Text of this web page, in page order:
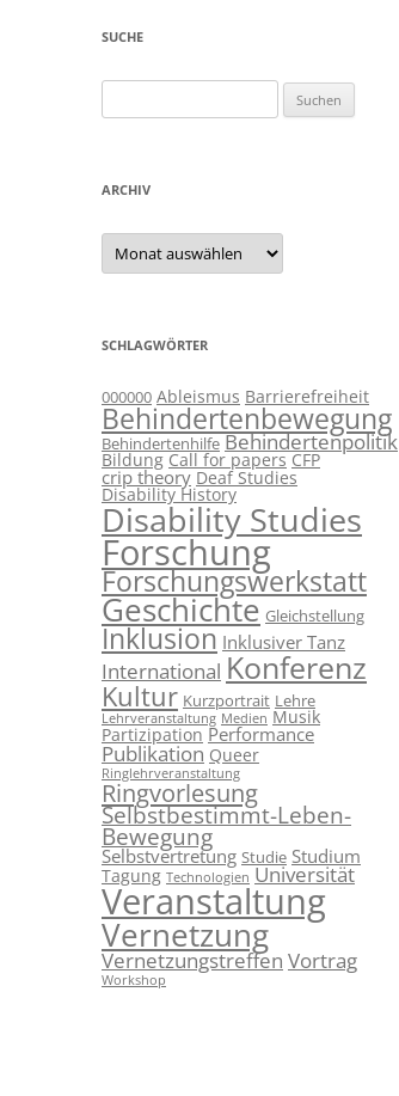
SUCHE
nach:
ARCHIV
Archiv
SCHLAGWÖRTER
000000 Ableismus Barrierefreiheit
Behindertenbewegung
Behindertenhilfe Behindertenpolitik
Bildung Call for papers CFP
crip theory Deaf Studies
Disability History
Disability Studies
Forschung
Forschungswerkstatt
Geschichte Gleichstellung
Inklusion Inklusiver Tanz
International Konferenz
Kultur Kurzportrait Lehre
Lehrveranstaltung Medien Musik
Partizipation Performance
Publikation Queer
Ringlehrveranstaltung
Ringvorlesung
Selbstbestimmt-Leben-
Bewegung
Selbstvertretung Studie Studium
Tagung Technologien Universität
Veranstaltung
Vernetzung
Vernetzungstreffen Vortrag
Workshop